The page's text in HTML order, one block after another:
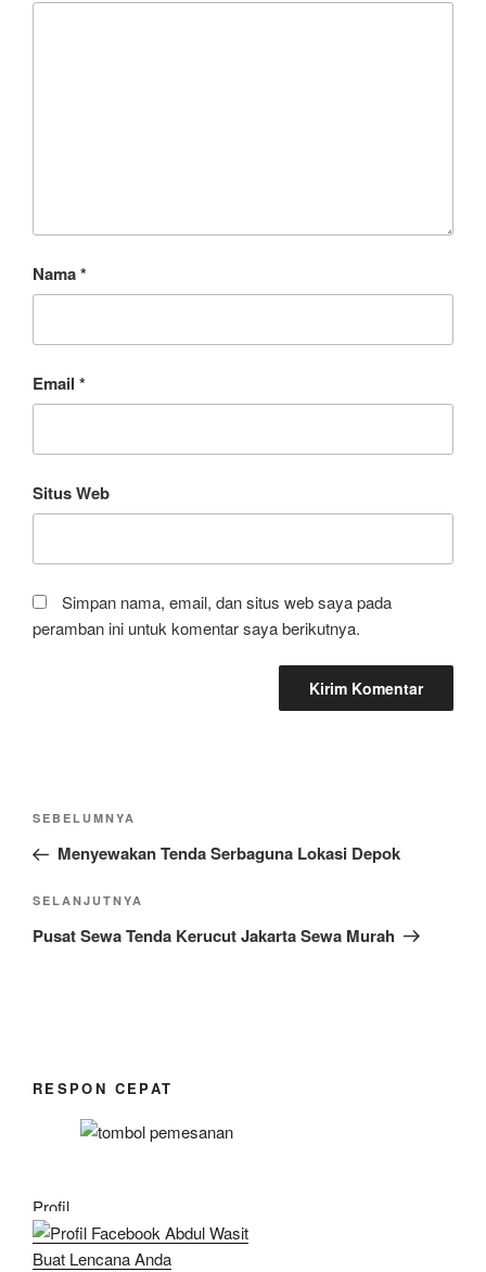
Nama*
Email *
Situs Web
Simpan nama, email, dan situs web saya pada
peramban ini untuk komentar saya berikutnya.
Pos
Sebelumnya
SEBELUMNYA
Menyewakan Tenda Serbaguna Lokasi Depok
Pos
Selanjutnya
SELANJUTNYA
Pusat Sewa Tenda Kerucut Jakarta Sewa Murah
RESPON CEPAT
Profil
Buat Lencana Anda